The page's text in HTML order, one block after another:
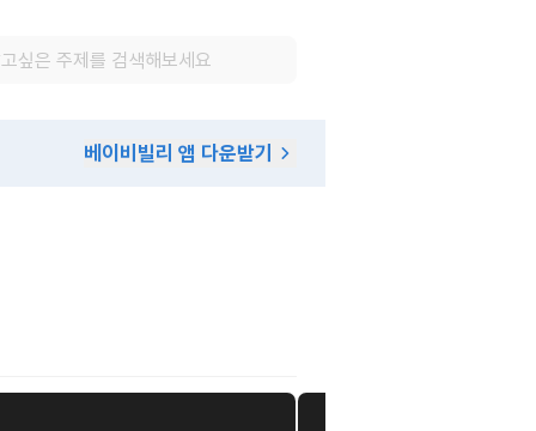
베이비빌리 앱 다운받기